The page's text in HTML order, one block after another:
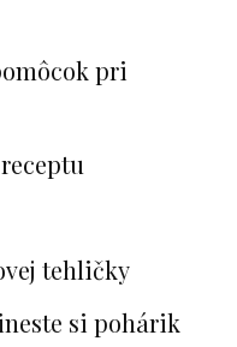
pri
tehličky
si pohárik